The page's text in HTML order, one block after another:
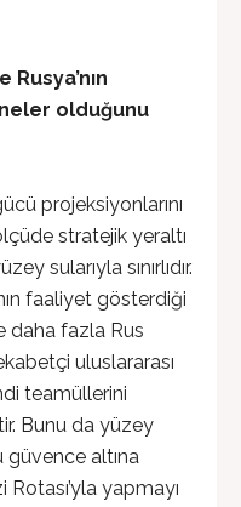
olduğunu
projeksiyonlarını
stratejik yeraltı
sularıyla sınırlıdır.
faaliyet gösterdiği
daha fazla Rus
uluslararası
teamüllerini
Bunu da yüzey
güvence altına
yapmayı